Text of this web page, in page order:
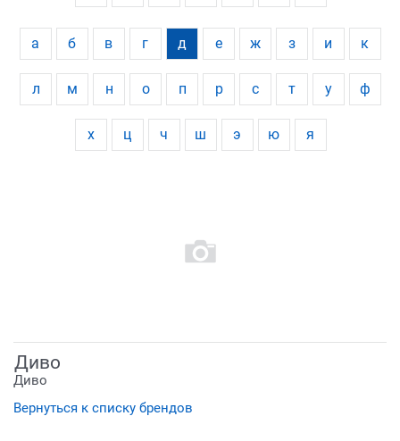
а б в г д е ж з и к
л м н о п р с т у ф
х ц ч ш э ю я
Диво
Диво
Вернуться к списку брендов